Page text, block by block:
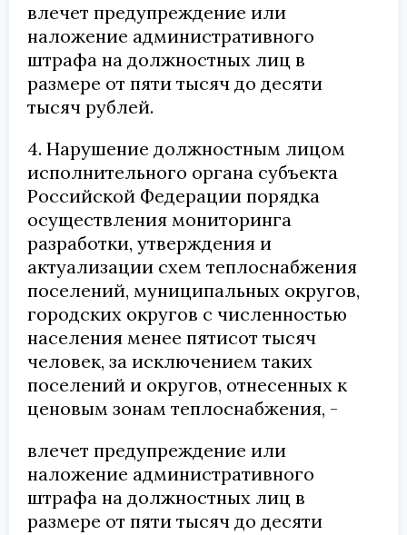
влечет предупреждение или
наложение административного
штрафа на должностных лиц в
размере от пяти тысяч до десяти
тысяч рублей.
4. Нарушение должностным лицом
исполнительного органа субъекта
Российской Федерации порядка
осуществления мониторинга
разработки, утверждения и
актуализации схем теплоснабжения
поселений, муниципальных округов,
городских округов с численностью
населения менее пятисот тысяч
человек, за исключением таких
поселений и округов, отнесенных к
ценовым зонам теплоснабжения, -
влечет предупреждение или
наложение административного
штрафа на должностных лиц в
размере от пяти тысяч до десяти